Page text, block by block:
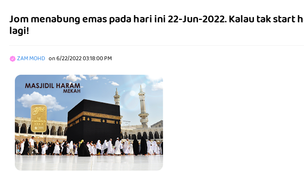
Jom menabung emas pada hari ini 22-Jun-2022. Kalau tak start
lagi!
ZAM MOHD on6/22/2022 03:18:00 PM